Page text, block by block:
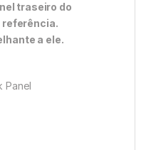
traseiro do
referência.
a ele.